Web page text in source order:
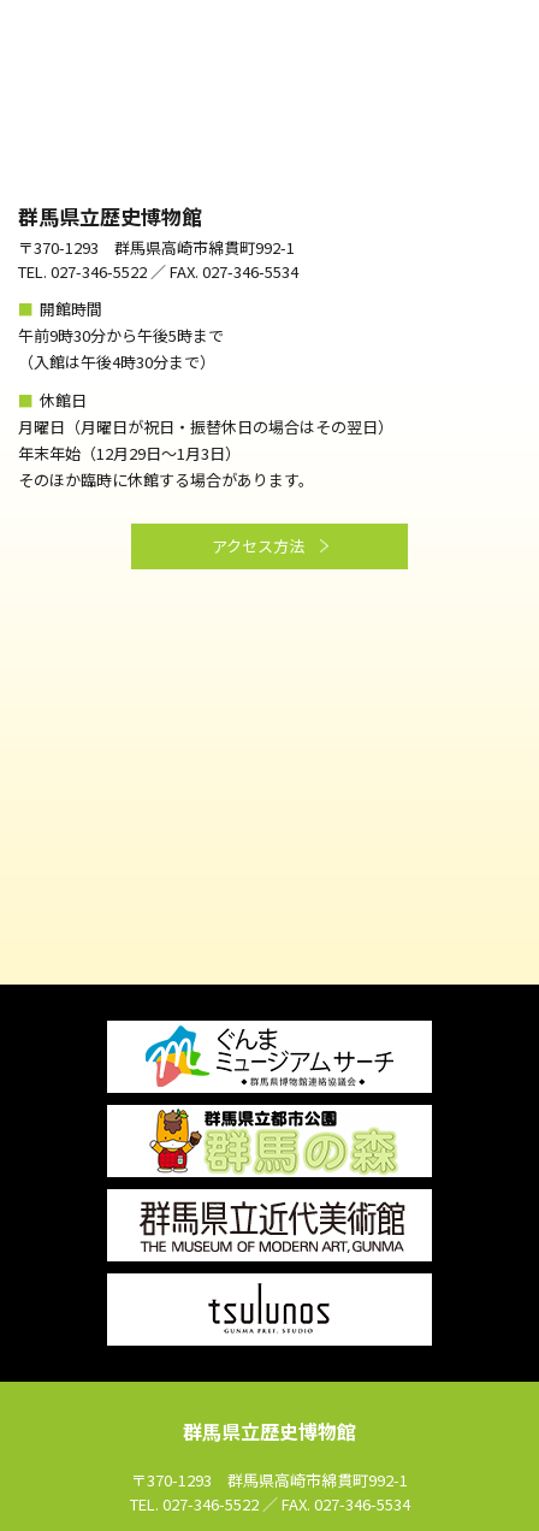
群馬県立歴史博物館
〒370-1293 群馬県高崎市綿貫町992-1
TEL. 027-346-5522 ／ FAX. 027-346-5534
■ 開館時間
午前9時30分から午後5時まで
（⼊館は午後4時30分まで）
■ 休館日
月曜日（月曜日が祝日・振替休日の場合はその翌日）
年末年始（12月29日～1月3日）
そのほか臨時に休館する場合があります。
アクセス方法
群馬県立歴史博物館
〒370-1293 群馬県高崎市綿貫町992-1
TEL. 027-346-5522 ／ FAX. 027-346-5534